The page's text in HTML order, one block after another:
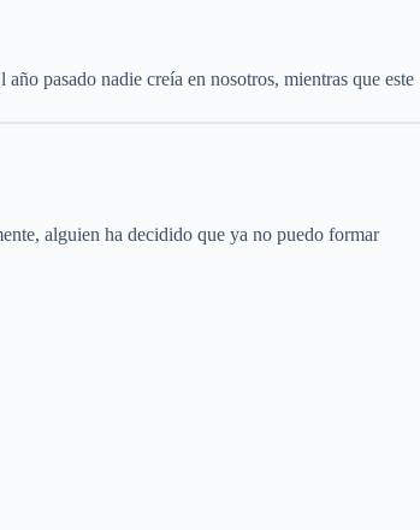
pasado nadie creía en nosotros, mientras que este
alguien ha decidido que ya no puedo formar